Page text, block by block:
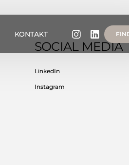
KONTAKT
SOCIAL MEDIA
LinkedIn
Instagram